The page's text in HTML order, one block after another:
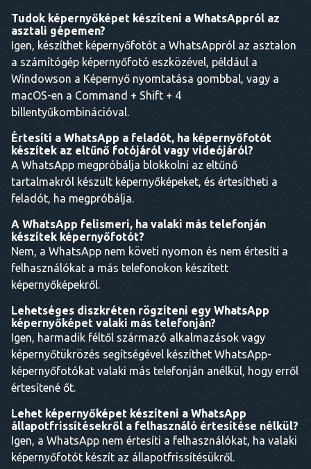
Tudok képernyőképet készíteni a WhatsAppról az
asztali gépemen?
Igen, készíthet képernyőfotót a WhatsAppról az asztalon
a számítógép képernyőfotó eszközével, például a
Windowson a Képernyő nyomtatása gombbal, vagy a
macOS-en a Command + Shift + 4
billentyűkombinációval.
Értesíti a WhatsApp a feladót, ha képernyőfotót
készítek az eltűnő fotójáról vagy videójáról?
A WhatsApp megpróbálja blokkolni az eltűnő
tartalmakról készült képernyőképeket, és értesítheti a
feladót, ha megpróbálja.
A WhatsApp felismeri, ha valaki más telefonján
készítek képernyőfotót?
Nem, a WhatsApp nem követi nyomon és nem értesíti a
felhasználókat a más telefonokon készített
képernyőképekről.
Lehetséges diszkréten rögzíteni egy WhatsApp
képernyőképet valaki más telefonján?
Igen, harmadik féltől származó alkalmazások vagy
képernyőtükrözés segítségével készíthet WhatsApp-
képernyőfotókat valaki más telefonján anélkül, hogy erről
értesítené őt.
Lehet képernyőképet készíteni a WhatsApp
állapotfrissítésekről a felhasználó értesítése nélkül?
Igen, a WhatsApp nem értesíti a felhasználókat, ha valaki
képernyőfotót készít az állapotfrissítésükről.